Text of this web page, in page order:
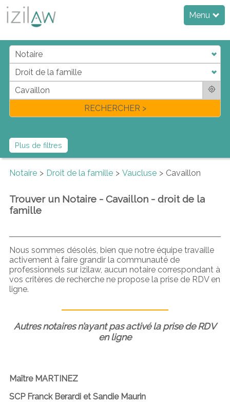
Menu
jdadi
fl
RECHERCHER >
Plus de filtres
Notaire Droit de la famille Vaucluse Cavaillon
Trouver un Notaire - Cavaillon - droit de la
famille
Nous sommes désolés, bien que notre équipe travaille
activement à faire grandir la communauté de
professionnels sur izilaw, aucun notaire correspondant à
vos critères de recherche ne propose la prise de RDV en
ligne.
Autres notaires n’ayant pas activé la prise de RDV
en ligne
Maître MARTINEZ
SCP Franck Berardi et Sandie Maurin